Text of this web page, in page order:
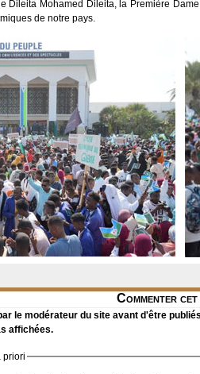
Dileita Mohamed Dileita, la Première
de notre pays.
Commenter
le modérateur du site avant d'être
affichées.
priori